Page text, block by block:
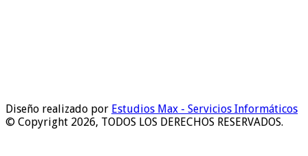
Diseño realizado por Estudios Max - Servicios Informáticos
© Copyright 2026, TODOS LOS DERECHOS RESERVADOS.